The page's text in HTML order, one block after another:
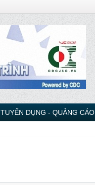
TUYỂN DỤNG - QUẢNG CÁO